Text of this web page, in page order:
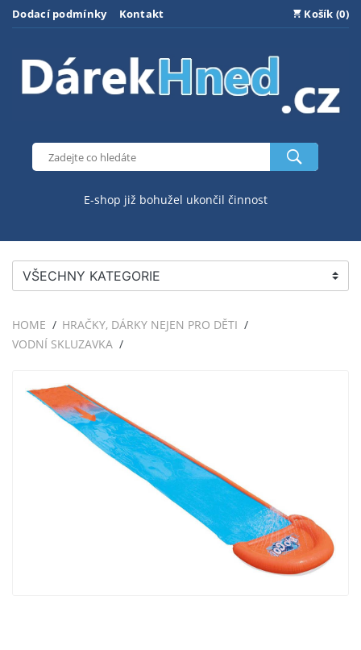
Dodací podmínky Kontakt Košík (0)
E-shop již bohužel ukončil činnost
VŠECHNY KATEGORIE
HOME
HRAČKY, DÁRKY NEJEN PRO DĚTI
VODNÍ SKLUZAVKA